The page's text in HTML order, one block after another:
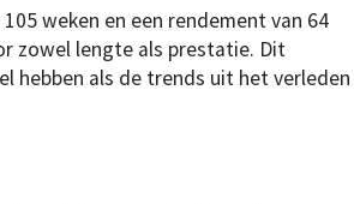
weken en een rendement van 64
zowel lengte als prestatie. Dit
hebben als de trends uit het verleden